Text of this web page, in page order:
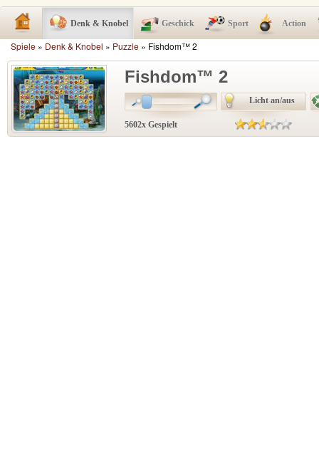
Denk & Knobel Geschick Sport Action
Spiele » Denk & Knobel » Puzzle » Fishdom™ 2
Fishdom™ 2
Licht an/aus
5602x Gespielt